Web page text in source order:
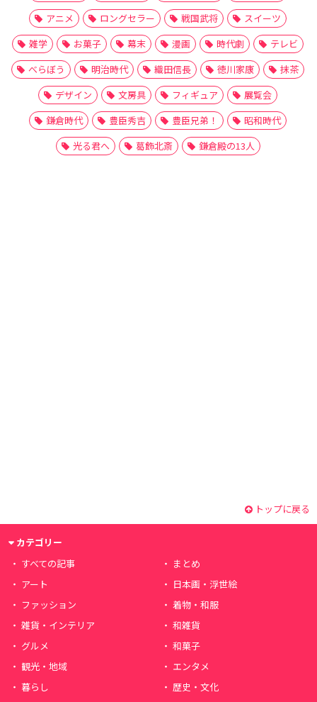
アニメ
ロングセラー 戦国武将
スイーツ
雑学
お菓子 幕末 漫画 時代劇
テレビ
べらぼう
明治時代 織田信長 徳川家康
抹茶
デザイン
文房具 フィギュア
展覧会
鎌倉時代
豊臣秀吉 豊臣兄弟！
昭和時代
光る君へ
葛飾北斎 鎌倉殿の13人
トップに戻る
カテゴリー
すべての記事
まとめ
アート
日本画・浮世絵
ファッション
着物・和服
雑貨・インテリア
和雑貨
グルメ
和菓子
観光・地域
エンタメ
暮らし
歴史・文化